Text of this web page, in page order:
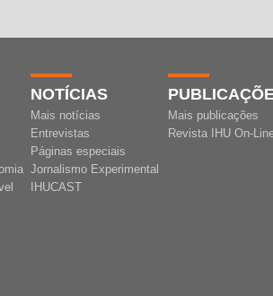
NOTÍCIAS
Mais notícias
Entrevistas
Páginas especiais
Jornalismo Experimental
IHUCAST
Mais publicações
Revista IHU On-